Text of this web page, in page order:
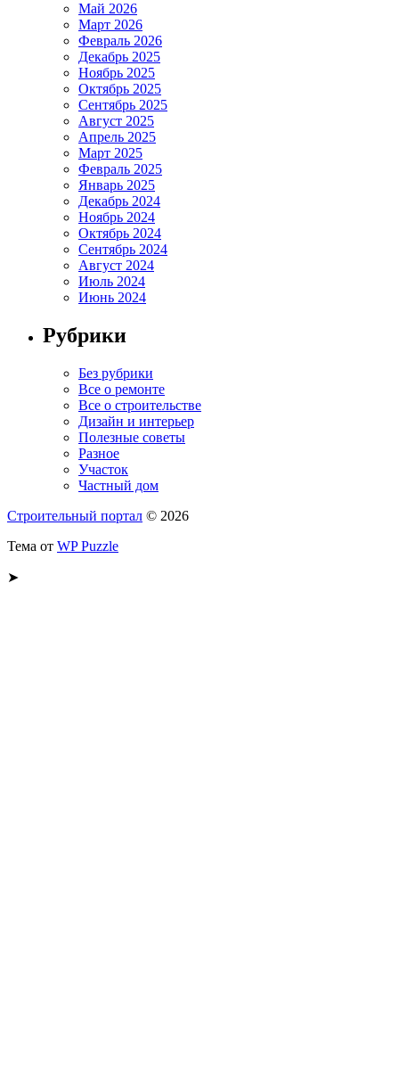
Май 2026
Март 2026
Февраль 2026
Декабрь 2025
Ноябрь 2025
Октябрь 2025
Сентябрь 2025
Август 2025
Апрель 2025
Март 2025
Февраль 2025
Январь 2025
Декабрь 2024
Ноябрь 2024
Октябрь 2024
Сентябрь 2024
Август 2024
Июль 2024
Июнь 2024
Рубрики
Без рубрики
Все о ремонте
Все о строительстве
Дизайн и интерьер
Полезные советы
Разное
Участок
Частный дом
Строительный портал © 2026
Тема от WP Puzzle
➤